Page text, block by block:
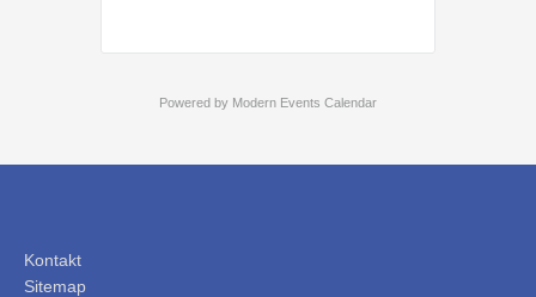
Powered by Modern Events Calendar
Kontakt
Sitemap